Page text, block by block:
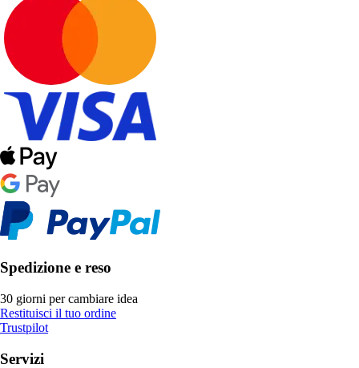
Spedizione e reso
30 giorni per cambiare idea
Restituisci il tuo ordine
Trustpilot
Servizi